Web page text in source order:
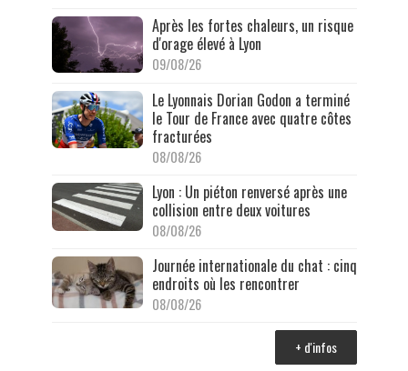
Après les fortes chaleurs, un risque
d'orage élevé à Lyon
09/08/26
Le Lyonnais Dorian Godon a terminé
le Tour de France avec quatre côtes
fracturées
08/08/26
Lyon : Un piéton renversé après une
collision entre deux voitures
08/08/26
Journée internationale du chat : cinq
endroits où les rencontrer
08/08/26
+ d'infos